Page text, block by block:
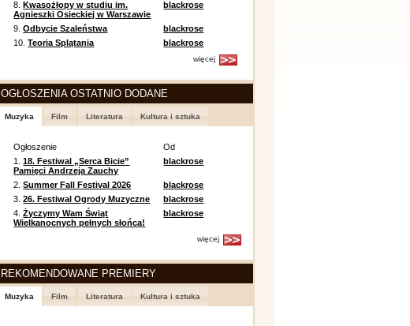
8.Kwasożłopy w studiu im.
Agnieszki Osieckiej w Warszawie
blackrose
9.Odbycie Szaleństwa
blackrose
10.Teoria Splątania blackrose
więcej
OGŁOSZENIA OSTATNIO DODANE
Muzyka Film Literatura Kultura i sztuka
Ogłoszenie
Od
1.18. Festiwal „Serca Bicie”
Pamięci Andrzeja Zauchy
blackrose
2.Summer Fall Festival 2026
blackrose
3.26. Festiwal Ogrody Muzyczne
blackrose
4.Życzymy Wam Świąt
Wielkanocnych pełnych słońca!
blackrose
więcej
REKOMENDOWANE PREMIERY
Muzyka Film Literatura Kultura i sztuka